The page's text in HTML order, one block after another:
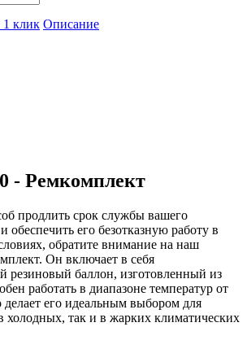
1 клик Описание
- Ремкомплект
продлить срок службы вашего
обеспечить его безотказную работу в
обратите внимание на наш
Он включает в себя
резиновый баллон, изготовленный из
работать в диапазоне температур от
делает его идеальным выбором для
холодных, так и в жарких климатических